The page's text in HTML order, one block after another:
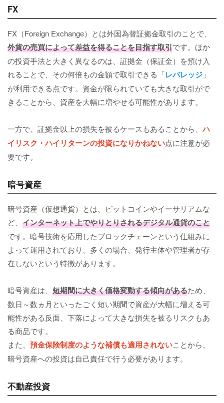
FX
FX（Foreign Exchange）とは外国為替証拠金取引のことで、
外貨の売買によって差益を得ることを目指す取引です。ほか
の投資手法と大きく異なるのは、証拠金（保証金）を預け入
れることで、その何倍もの金額で取引できる「レバレッジ 」
が利用できる点です。資金が限られていても大きな取引がで
きることから、資産を大幅に増やせる可能性があります。
一方で、証拠金以上の損失を被るケースもあることから、ハ
イリスク・ハイリターンの投資になりかねない点に注意が必
要です。
暗号資産
暗号資産（仮想通貨）とは、ビットコインやイーサリアムな
ど、 インターネット上でやりとりされるデジタル通貨のこと
です。暗号技術を応用したブロックチェーンという仕組みに
よって運用されており、多くの場合、発行主体や管理者が存
在しないという特徴があります。
暗号資産は、 短期間に大きく価格変動する傾向があるため、
数日～数ヵ月といったごく短い期間で資産が大幅に増える可
能性がある反面、下落によって大きな損失を被るリスクもあ
る商品です。
また、 預金保険制度のような補償も適用されないことから、
暗号資産への投資は自己責任で行う必要があります。
不動産投資